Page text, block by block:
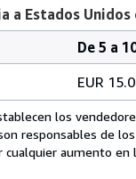
a Estados Unidos
De 5 a
EUR
los
responsables de
cualquier aumento